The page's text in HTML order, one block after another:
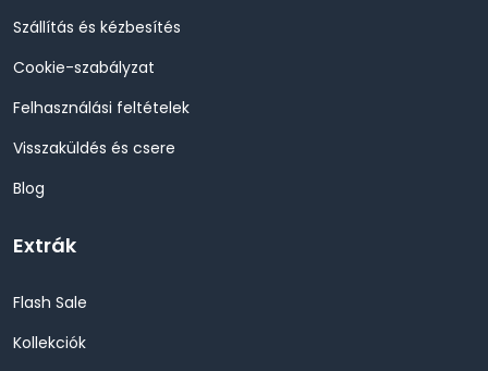
Szállítás és kézbesítés
Cookie-szabályzat
Felhasználási feltételek
Visszaküldés és csere
Blog
Extrák
Flash Sale
Kollekciók